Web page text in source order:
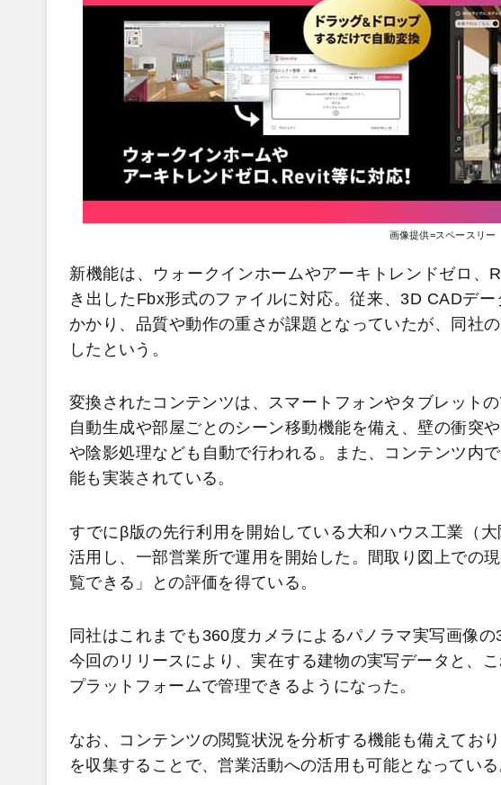
画像提供=スペースリー
新機能は、ウォークインホームやアーキトレンドゼロ、
き出したFbx形式のファイルに対応。従来、3D CADデ
かかり、品質や動作の重さが課題となっていたが、同社
したという。
変換されたコンテンツは、スマートフォンやタブレット
自動生成や部屋ごとのシーン移動機能を備え、壁の衝突
や陰影処理なども自動で行われる。また、コンテンツ内
能も実装されている。
すでにβ版の先行利用を開始している大和ハウス工業（
活用し、一部営業所で運用を開始した。間取り図上での
覧できる」との評価を得ている。
同社はこれまでも360度カメラによるパノラマ実写画像
今回のリリースにより、実在する建物の実写データと、
プラットフォームで管理できるようになった。
なお、コンテンツの閲覧状況を分析する機能も備えてお
を収集することで、営業活動への活用も可能となっている